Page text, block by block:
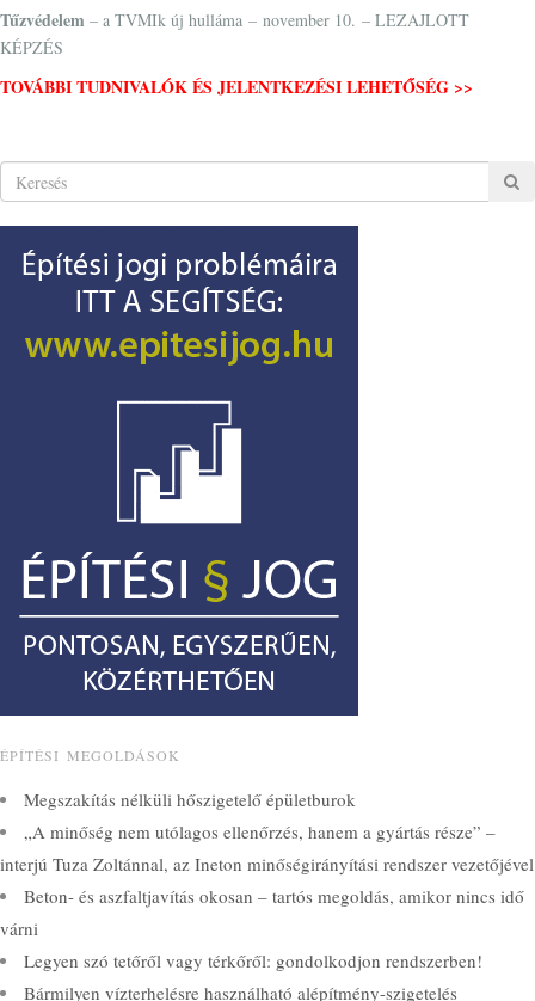
Tűzvédelem – a TVMIk új hulláma – november 10. – LEZAJLOTT
KÉPZÉS
TOVÁBBI TUDNIVALÓK ÉS JELENTKEZÉSI LEHETŐSÉG >>
ÉPÍTÉSI MEGOLDÁSOK
Megszakítás nélküli hőszigetelő épületburok
„A minőség nem utólagos ellenőrzés, hanem a gyártás része” –
interjú Tuza Zoltánnal, az Ineton minőségirányítási rendszer vezetőjével
Beton- és aszfaltjavítás okosan – tartós megoldás, amikor nincs idő
várni
Legyen szó tetőről vagy térkőről: gondolkodjon rendszerben!
Bármilyen vízterhelésre használható alépítmény-szigetelés